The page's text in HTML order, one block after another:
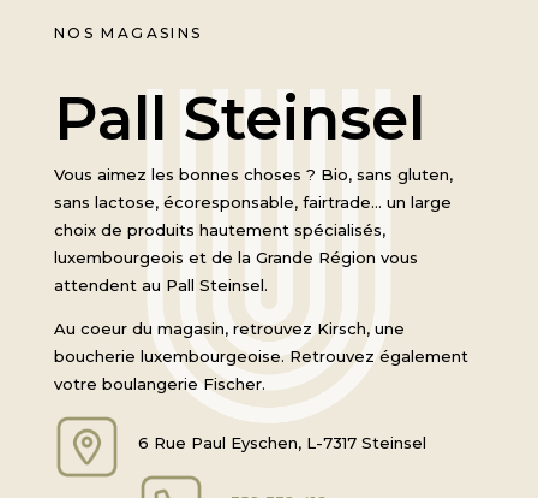
NOS MAGASINS
Pall Steinsel
Vous aimez les bonnes choses ? Bio, sans gluten,
sans lactose, écoresponsable, fairtrade… un large
choix de produits hautement spécialisés,
luxembourgeois et de la Grande Région vous
attendent au Pall Steinsel.
Au coeur du magasin, retrouvez Kirsch, une
boucherie luxembourgeoise. Retrouvez également
votre boulangerie Fischer.
6 Rue Paul Eyschen, L-7317 Steinsel